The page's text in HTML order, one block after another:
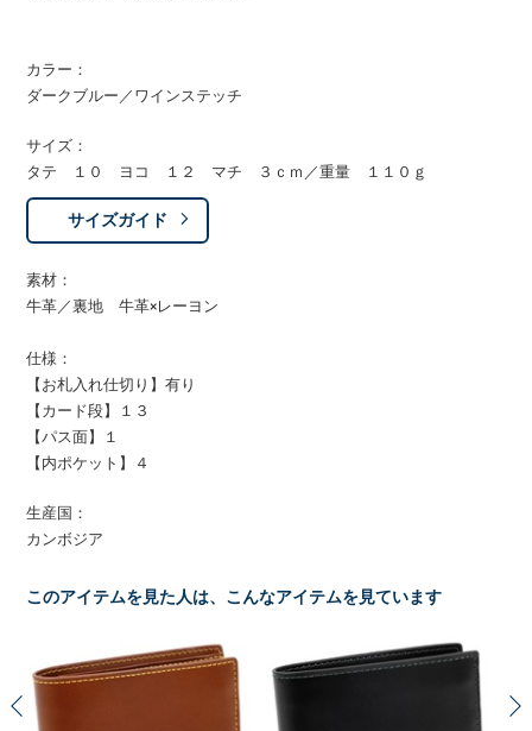
カラー：
ダークブルー／ワインステッチ
サイズ：
タテ １０ ヨコ １２ マチ ３ｃｍ／重量 １１０ｇ
サイズガイド
素材：
牛革／裏地 牛革×レーヨン
仕様：
【お札入れ仕切り】有り
【カード段】１３
【パス面】１
【内ポケット】４
生産国：
カンボジア
このアイテムを見た人は、こんなアイテムを見ています